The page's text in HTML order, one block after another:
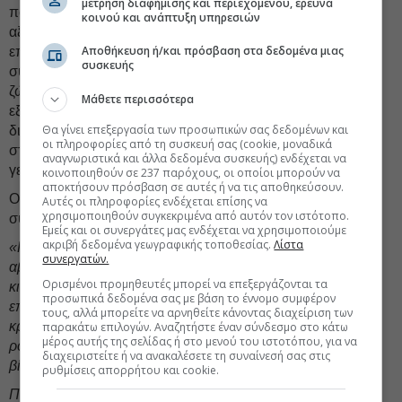
παραγωγής του σε γειτονικές χώρες (nearshoring) και
αξιολογούσε επιλογές εγχώριας παραγωγής, το 32%
επεδίωκε να βελτιώσει τηδιαχείρισητων αποθεμάτων,
συμπεριλαμβανομένης της αποθήκευσης αποθεμάτων σε
ζώνες ελεύθερου εμπορίου, και σχεδόν οι μισές (49%)
εξέταζαν το ενδεχόμενο επαναδιαπραγμάτευσης και
διαφοροποίησης των εφοδιαστικών αλυσίδων, ως
στρατηγικές προσαρμογής στους μεταβαλλόμενους
γεωπολιτικούς κινδύνους.
Οι τάσεις αυτές είναι πιθανό να ενισχυθούν λόγω της
σύγκρουσης.
«Καθώς διανύουμε αυτή την εποχή αυξημένης
αβεβαιότητας, η κατανόηση των επιπτώσεων αυτών των
κινδύνων και η άμβλυνσή τους μέσα στα αλληλένδετα
επιχειρηματικά οικοσυστήματα μας δεν ήταν ποτέ πιο
κρίσιμη. Σε αυτό το πλαίσιο, η ασφάλιση έχεικαθοριστικό
ρόλο και η ζήτηση για προγράμματα ασφάλισης πολιτικής
βίας συνεχίζει να αυξάνεται.
Παρατηρούμε έντονο ενδιαφέρον και περισσότερους
κοινού και ανάπτυξη υπηρεσιών
Αποθήκευση ή/και πρόσβαση στα δεδομένα μιας
συσκευής
Μάθετε περισσότερα
Θα γίνει επεξεργασία των προσωπικών σας δεδομένων και
οι πληροφορίες από τη συσκευή σας (cookie, μοναδικά
αναγνωριστικά και άλλα δεδομένα συσκευής) ενδέχεται να
κοινοποιηθούν σε 237 παρόχους, οι οποίοι μπορούν να
αποκτήσουν πρόσβαση σε αυτές ή να τις αποθηκεύσουν.
Αυτές οι πληροφορίες ενδέχεται επίσης να
χρησιμοποιηθούν συγκεκριμένα από αυτόν τον ιστότοπο.
Εμείς και οι συνεργάτες μας ενδέχεται να χρησιμοποιούμε
ακριβή δεδομένα γεωγραφικής τοποθεσίας.Λίστα
συνεργατών.
Ορισμένοι προμηθευτές μπορεί να επεξεργάζονται τα
προσωπικά δεδομένα σας με βάση το έννομο συμφέρον
τους, αλλά μπορείτε να αρνηθείτε κάνοντας διαχείριση των
παρακάτω επιλογών. Αναζητήστε έναν σύνδεσμο στο κάτω
μέρος αυτής της σελίδας ή στο μενού του ιστοτόπου, για να
διαχειριστείτε ή να ανακαλέσετε τη συναίνεσή σας στις
ρυθμίσεις απορρήτου και cookie.